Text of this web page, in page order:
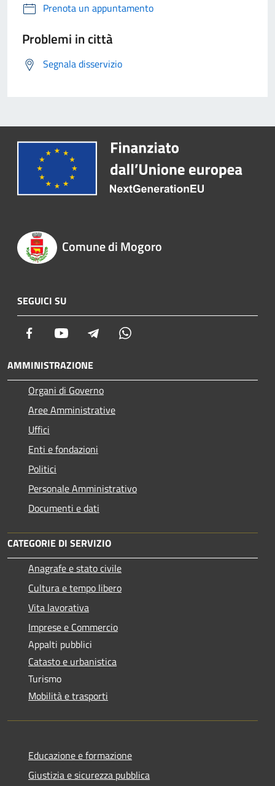
Prenota un appuntamento
Problemi in città
Segnala disservizio
Comune di Mogoro
SEGUICI SU
Facebook Youtube Telegram
AMMINISTRAZIONE
Organi di Governo
Aree Amministrative
Uffici
Enti e fondazioni
Politici
Personale Amministrativo
Documenti e dati
CATEGORIE DI SERVIZIO
Anagrafe e stato civile
Cultura e tempo libero
Vita lavorativa
Imprese e Commercio
Appalti pubblici
Catasto e urbanistica
Turismo
Mobilità e trasporti
Educazione e formazione
Giustizia e sicurezza pubblica